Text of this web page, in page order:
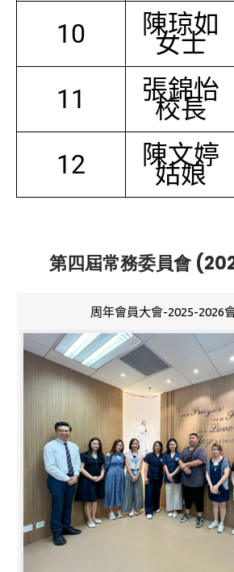
10 陳琼如
女士
11 張錦怡
校長
12 陳文婷
姑娘
第四屆常務委員會
周年會員大會-2025-2026